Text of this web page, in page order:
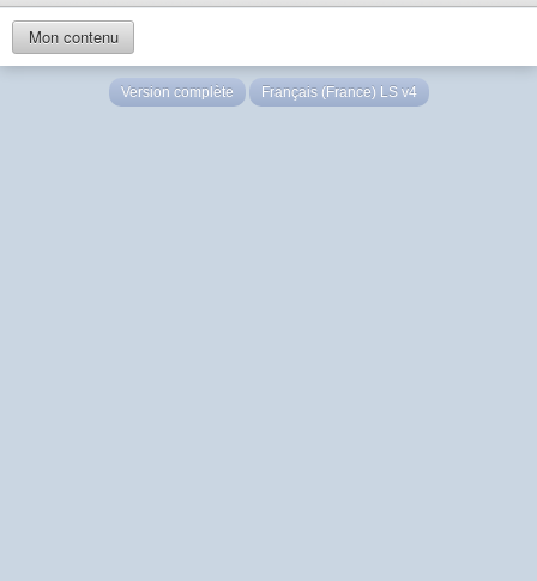
Mon contenu
Version complète Français (France) LS v4